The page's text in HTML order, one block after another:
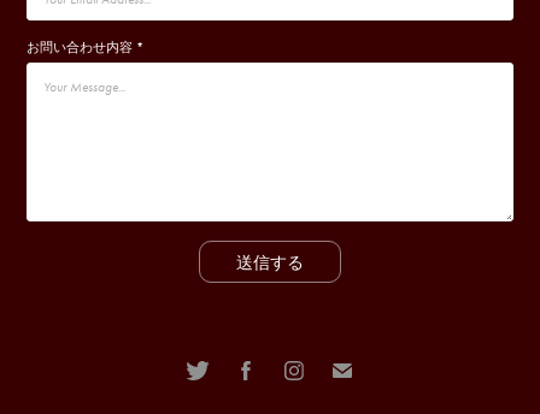
お問い合わせ内容 *
送信する